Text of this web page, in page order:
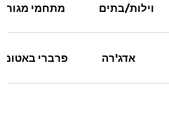
וילות/בתים מתחמי
אדג'רה פרברי באטומי